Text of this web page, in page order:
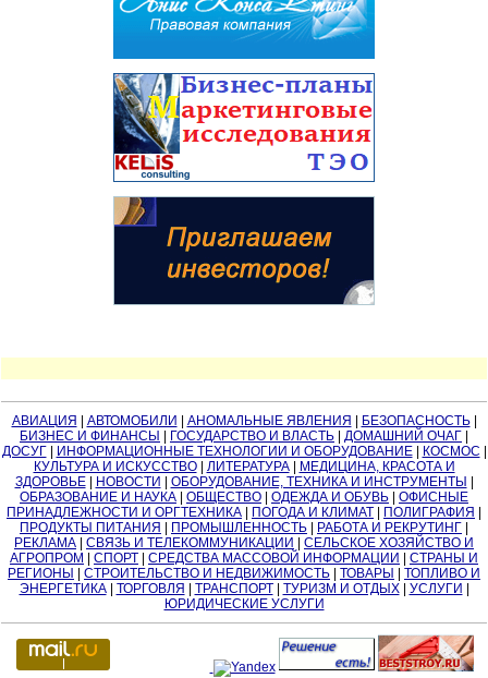
АВИАЦИЯ АВТОМОБИЛИ АНОМАЛЬНЫЕ ЯВЛЕНИЯ БЕЗОПАСНОСТЬ|
БИЗНЕС И ФИНАНСЫ
ГОСУДАРСТВО И ВЛАСТЬ ДОМАШНИЙ ОЧАГ
ДОСУГ| ИНФОРМАЦИОННЫЕ ТЕХНОЛОГИИ И ОБОРУДОВАНИЕ| КОСМОС
КУЛЬТУРА И ИСКУССТВО| ЛИТЕРАТУРА|
МЕДИЦИНА, КРАСОТА И
ЗДОРОВЬЕ| НОВОСТИ ОБОРУДОВАНИЕ, ТЕХНИКА И ИНСТРУМЕНТЫ
ОБРАЗОВАНИЕ И НАУКА
ОБЩЕСТВО ОДЕЖДА И ОБУВЬ
ОФИСНЫЕ
ПРИНАДЛЕЖНОСТИ И ОРГТЕХНИКА
ПОГОДА И КЛИМАТ ПОЛИГРАФИЯ
ПРОДУКТЫ ПИТАНИЯ
ПРОМЫШЛЕННОСТЬ РАБОТА И РЕКРУТИНГ
РЕКЛАМА
СВЯЗЬ И ТЕЛЕКОММУНИКАЦИИ
СЕЛЬСКОЕ ХОЗЯЙСТВО И
АГРОПРОМ
СПОРТ СРЕДСТВА МАССОВОЙ ИНФОРМАЦИИ
СТРАНЫ И
РЕГИОНЫ
СТРОИТЕЛЬСТВО И НЕДВИЖИМОСТЬ ТОВАРЫ
ТОПЛИВО И
ЭНЕРГЕТИКА| ТОРГОВЛЯ ТРАНСПОРТ| ТУРИЗМ И ОТДЫХ| УСЛУГИ
ЮРИДИЧЕСКИЕ УСЛУГИ